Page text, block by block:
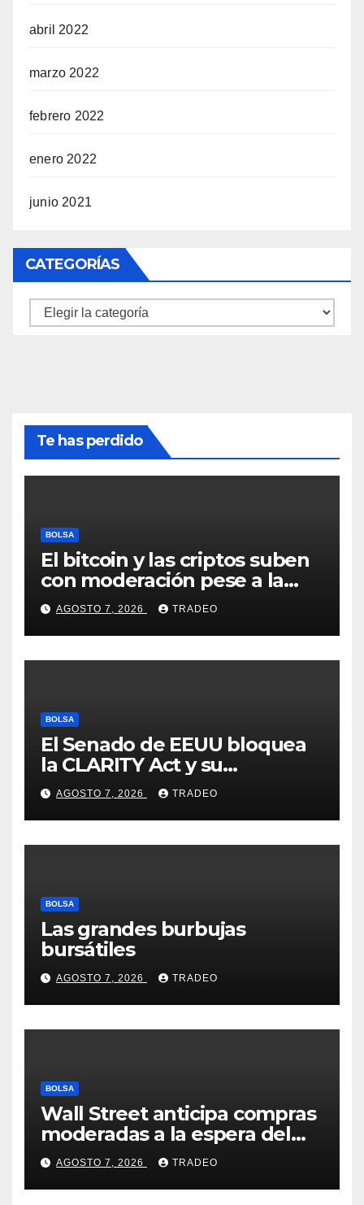
abril 2022
marzo 2022
febrero 2022
enero 2022
junio 2021
CATEGORÍAS
Categorías
Te has perdido
BOLSA
El bitcoin y las criptos suben
con moderación pese a la
incertidumbre en Oriente
Medio
AGOSTO 7, 2026 TRADEO
BOLSA
El Senado de EEUU bloquea
la CLARITY Act y su
aprobación en 2026 peligra
AGOSTO 7, 2026 TRADEO
BOLSA
Las grandes burbujas
bursátiles
AGOSTO 7, 2026 TRADEO
BOLSA
Wall Street anticipa compras
moderadas a la espera del
informe de empleo de EEUU
AGOSTO 7, 2026 TRADEO